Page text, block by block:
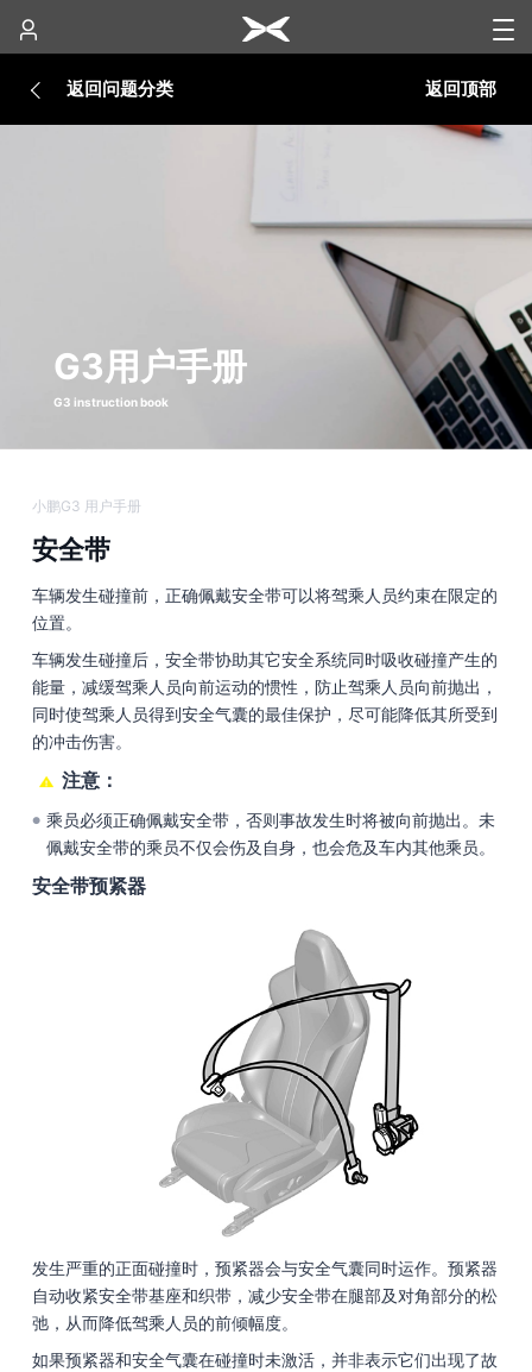
返回问题分类 返回顶部
G3用户手册
G3 instruction book
小鹏G3 用户手册
安全带
车辆发生碰撞前，正确佩戴安全带可以将驾乘人员约束在限定的
位置。
车辆发生碰撞后，安全带协助其它安全系统同时吸收碰撞产生的
能量，减缓驾乘人员向前运动的惯性，防止驾乘人员向前抛出，
同时使驾乘人员得到安全气囊的最佳保护，尽可能降低其所受到
的冲击伤害。
注意：
● 乘员必须正确佩戴安全带，否则事故发生时将被向前抛出。未
佩戴安全带的乘员不仅会伤及自身，也会危及车内其他乘员。
安全带预紧器
发生严重的正面碰撞时，预紧器会与安全气囊同时运作。预紧器
自动收紧安全带基座和织带，减少安全带在腿部及对角部分的松
弛，从而降低驾乘人员的前倾幅度。
如果预紧器和安全气囊在碰撞时未激活，并非表示它们出现了故